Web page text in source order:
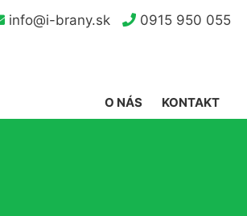
info@i-brany.sk 0915 950 055
KONTAKT
O NÁS